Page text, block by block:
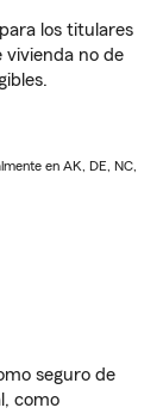
los titulares
vivienda no de
en AK, DE, NC,
seguro de
como